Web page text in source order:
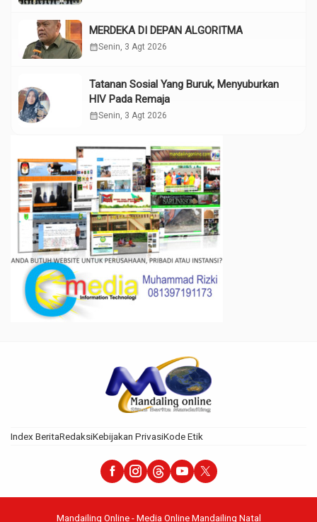
MERDEKA DI DEPAN ALGORITMA
calendar_monthSenin, 3 Agt 2026
Tatanan Sosial Yang Buruk, Menyuburkan
HIV Pada Remaja
calendar_monthSenin, 3 Agt 2026
Index BeritaRedaksiKebijakan PrivasiKode Etik
Mandailing Online - Media Online Mandailing Natal